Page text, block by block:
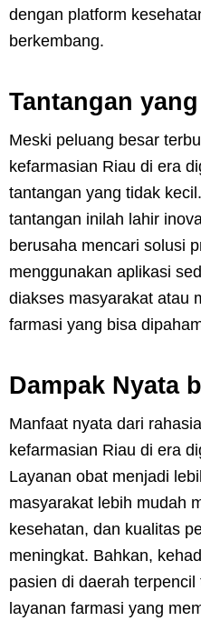
dengan platform
berkembang.
Tantangan
Meski peluang besar
kefarmasian Riau di era
tantangan yang tidak
tantangan inilah lahir
berusaha mencari solusi
menggunakan aplikasi
diakses masyarakat atau
farmasi yang bisa
Dampak Nyata
Manfaat nyata dari
kefarmasian Riau di era
Layanan obat menjadi
masyarakat lebih mudah
kesehatan, dan kualitas
meningkat. Bahkan,
pasien di daerah
layanan farmasi yang